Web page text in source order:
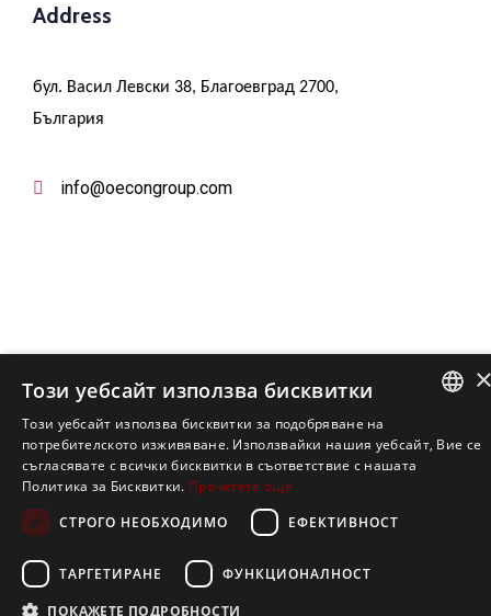
Address
бул. Васил Левски 38, Благоевград 2700,
България
info@oecongroup.com
европейски програми
Copyright 2020. All Right Reserved.
ENGLISH
BULGARIAN
Този уебсайт използва бисквитки
Този уебсайт използва бисквитки за подобряване на
потребителското изживяване. Използвайки нашия уебсайт, Вие се
съгласявате с всички бисквитки в съответствие с нашата
Политика за Бисквитки. Прочетете още
СТРОГО НЕОБХОДИМО
ЕФЕКТИВНОСТ
ТАРГЕТИРАНЕ ФУНКЦИОНАЛНОСТ
ПОКАЖЕТЕ ПОДРОБНОСТИ